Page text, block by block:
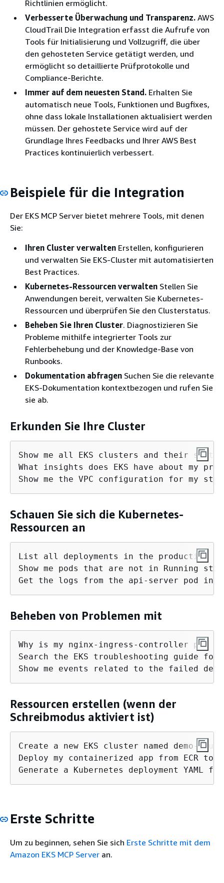
Richtlinien ermöglicht.
Verbesserte Überwachung und Transparenz. AWS
CloudTrail Die Integration erfasst die Aufrufe von
Tools für Initialisierung und Vollzugriff, die über
den gehosteten Service getätigt werden, und
ermöglicht so detaillierte Prüfprotokolle und
Compliance-Berichte.
Immer auf dem neuesten Stand. Erhalten Sie
automatisch neue Tools, Funktionen und Bugfixes,
ohne dass lokale Installationen aktualisiert werden
müssen. Der gehostete Service wird auf der
Grundlage Ihres Feedbacks und Ihrer AWS Best
Practices kontinuierlich verbessert.
Beispiele für die Integration
Der EKS MCP Server bietet mehrere Tools, mit denen
Sie:
Ihren Cluster verwalten Erstellen, konfigurieren
und verwalten Sie EKS-Cluster mit automatisierten
Best Practices.
Kubernetes-Ressourcen verwalten Stellen Sie
Anwendungen bereit, verwalten Sie Kubernetes-
Ressourcen und überprüfen Sie den Clusterstatus.
Beheben Sie Ihren Cluster. Diagnostizieren Sie
Probleme mithilfe integrierter Tools zur
Fehlerbehebung und der Knowledge-Base von
Runbooks.
Dokumentation abfragen Suchen Sie die relevante
EKS-Dokumentation kontextbezogen und rufen Sie
sie ab.
Erkunden Sie Ihre Cluster
Show me all EKS clusters and their status
What insights does EKS have about my
Show me the VPC configuration for my
Schauen Sie sich die Kubernetes-
Ressourcen an
List all deployments in the production
Show me pods that are not in Running
Get the logs from the api-server pod in
Beheben von Problemen mit
Why is my nginx-ingress-controller pod
Search the EKS troubleshooting guide for
Show me events related to the failed
Ressourcen erstellen (wenn der
Schreibmodus aktiviert ist)
Create a new EKS cluster named demo-
Deploy my containerized app from ECR
Generate a Kubernetes deployment YAML
Erste Schritte
Um zu beginnen, sehen Sie sich Erste Schritte mit dem
Amazon EKS MCP Server an.